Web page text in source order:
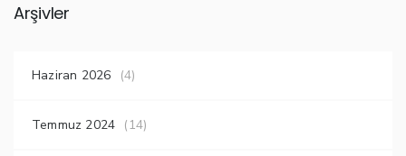
Arşivler
Haziran 2026 (4)
Temmuz 2024 (14)